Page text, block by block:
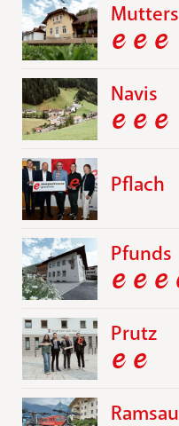
Mutters
Navis
Pflach
Pfunds
Prutz
Ramsau